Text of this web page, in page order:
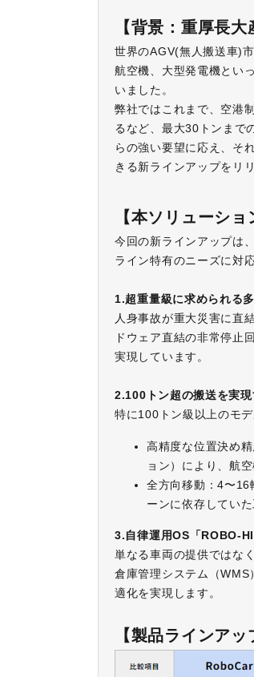
【背景：重厚長
世界のAGV(無人搬送車)
航空機、大型発電機とい
いました。
弊社ではこれまで、空港
るなど、最大30トンまで
らの強い要望に応え、そ
きる新ラインアップをリ
【本ソリューショ
今回の新ラインアップは
ライン特有のニーズに対
1.超重量級に求められる
人身事故が重大災害に直
ドウェア直結の非常停止
実現しています。
2.100トン超の搬送を実
特に100トン級以上のモ
高精度な位置決め
ョン）により、航
全方向移動：4〜16
ーンに依存してい
3.自律運用OS「ROBO-
単なる車両の提供ではな
倉庫管理システム（
適化を実現します。
【製品ラインアッ